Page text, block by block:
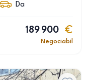
Da
189 900
Negociabil